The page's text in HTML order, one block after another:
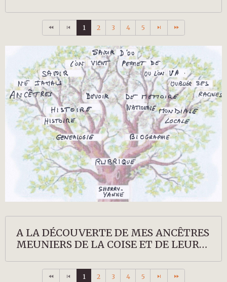
1 2 3 4 5
A LA DÉCOUVERTE DE MES ANCÊTRES
MEUNIERS DE LA COISE ET DE LEURS
1 2 3 4 5